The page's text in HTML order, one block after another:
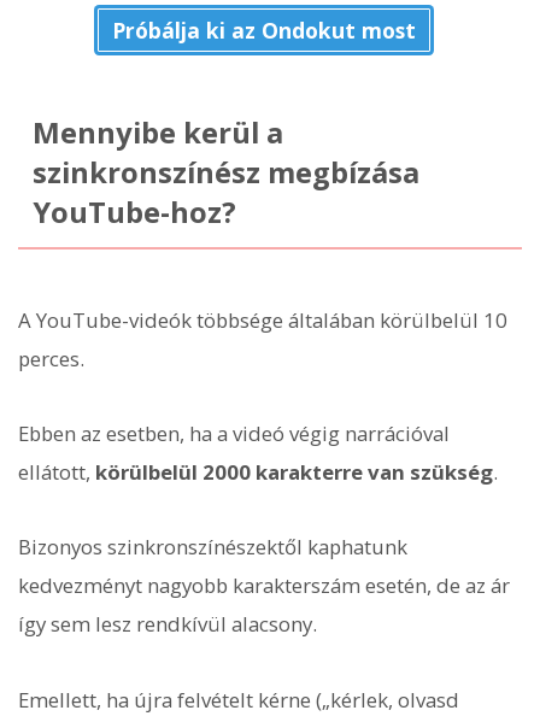
Próbálja ki az Ondokut most
Mennyibe kerül a
szinkronszínész megbízása
YouTube-hoz?
A YouTube-videók többsége általában körülbelül 10
perces.
Ebben az esetben, ha a videó végig narrációval
ellátott, körülbelül 2000 karakterre van szükség.
Bizonyos szinkronszínészektől kaphatunk
kedvezményt nagyobb karakterszám esetén, de az ár
így sem lesz rendkívül alacsony.
Emellett, ha újra felvételt kérne („kérlek, olvasd